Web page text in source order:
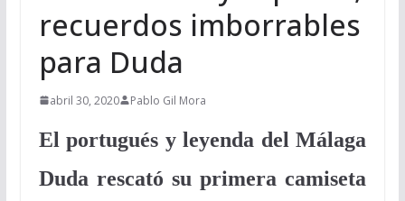
recuerdos imborrables
para Duda
abril 30, 2020 Pablo Gil Mora
El portugués y leyenda del Málaga
Duda rescató su primera camiseta